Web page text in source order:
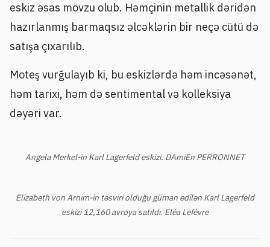
eskiz əsas mövzu olub. Həmçinin metallik dəridən
hazırlanmış barmaqsız əlcəklərin bir neçə cütü də
satışa çıxarılıb.
Moteş vurğulayıb ki, bu eskizlərdə həm incəsənət,
həm tarixi, həm də sentimental və kolleksiya
dəyəri var.
Angela Merkel-in Karl Lagerfeld eskizi. DAmiEn PERRONNET
Elizabeth von Arnim-in təsviri olduğu güman edilən Karl Lagerfeld
eskizi 12,160 avroya satıldı. Eléa Lefèvre